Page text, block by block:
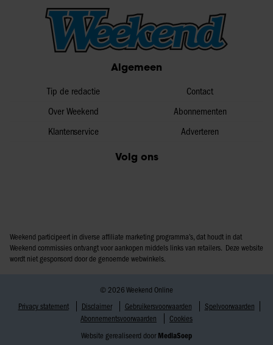
Algemeen
Tip de redactie
Over Weekend
Klantenservice
Contact
Abonnementen
Adverteren
Volg ons
Weekend participeert in diverse affiliate marketing programma’s, dat houdt in dat
Weekend commissies ontvangt voor aankopen middels links van retailers. Deze website
wordt niet gesponsord door de genoemde webwinkels.
© 2026 Weekend Online
Privacy statement
Disclaimer Gebruikersvoorwaarden
Spelvoorwaarden
Abonnementsvoorwaarden
Cookies
Website gerealiseerd door MediaSoep